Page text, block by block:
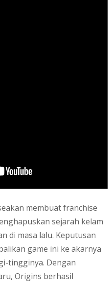
membuat franchise
sejarah kelam
di masa lalu. Keputusan
game ini ke akarnya
tingginya. Dengan
Origins berhasil